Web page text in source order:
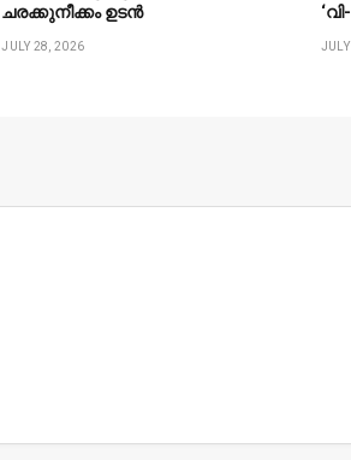
ചരക്കുനീക്കം ഉടൻ
JULY 28, 2026